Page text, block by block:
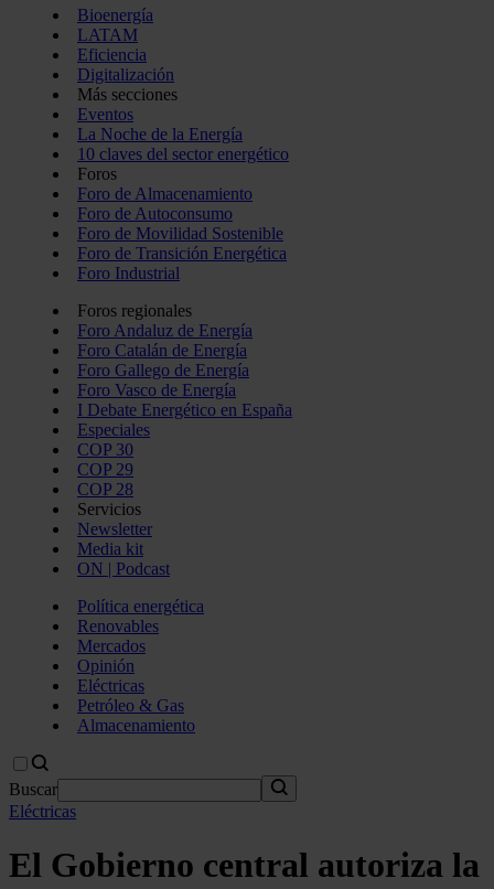
Bioenergía
LATAM
Eficiencia
Digitalización
Más secciones
Eventos
La Noche de la Energía
10 claves del sector energético
Foros
Foro de Almacenamiento
Foro de Autoconsumo
Foro de Movilidad Sostenible
Foro de Transición Energética
Foro Industrial
Foros regionales
Foro Andaluz de Energía
Foro Catalán de Energía
Foro Gallego de Energía
Foro Vasco de Energía
I Debate Energético en España
Especiales
COP 30
COP 29
COP 28
Servicios
Newsletter
Media kit
ON | Podcast
Política energética
Renovables
Mercados
Opinión
Eléctricas
Petróleo & Gas
Almacenamiento
Buscar
Eléctricas
El Gobierno central autoriza la